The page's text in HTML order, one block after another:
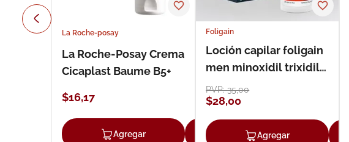
La Roche-posay
La Roche-Posay Crema
Cicaplast Baume B5+
$16,17
Agregar Agregar
Foligain
Loción capilar foligain
men minoxidil trixidil
loción 59 ml
PVP:35,00
$28,00
Agregar